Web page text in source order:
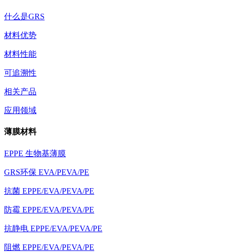
什么是GRS
材料优势
材料性能
可追溯性
相关产品
应用领域
薄膜材料
EPPE 生物基薄膜
GRS环保 EVA/PEVA/PE
抗菌 EPPE/EVA/PEVA/PE
防霉 EPPE/EVA/PEVA/PE
抗静电 EPPE/EVA/PEVA/PE
阻燃 EPPE/EVA/PEVA/PE